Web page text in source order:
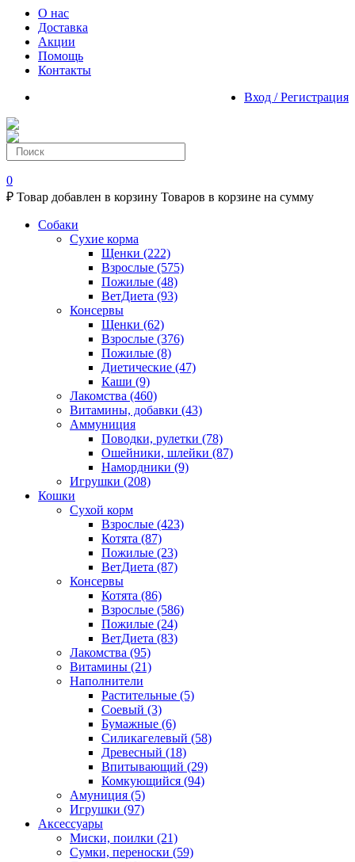
О нас
Доставка
Акции
Помощь
Контакты
Вход / Регистрация
0
₽ Товар добавлен в корзину Товаров в корзине на сумму
Собаки
Сухие корма
Щенки (222)
Взрослые (575)
Пожилые (48)
ВетДиета (93)
Консервы
Щенки (62)
Взрослые (376)
Пожилые (8)
Диетические (47)
Каши (9)
Лакомства (460)
Витамины, добавки (43)
Аммуниция
Поводки, рулетки (78)
Ошейники, шлейки (87)
Намордники (9)
Игрушки (208)
Кошки
Сухой корм
Взрослые (423)
Котята (87)
Пожилые (23)
ВетДиета (87)
Консервы
Котята (86)
Взрослые (586)
Пожилые (24)
ВетДиета (83)
Лакомства (95)
Витамины (21)
Наполнители
Растительные (5)
Соевый (3)
Бумажные (6)
Силикагелевый (58)
Древесный (18)
Впитывающий (29)
Комкующийся (94)
Амуниция (5)
Игрушки (97)
Аксессуары
Миски, поилки (21)
Сумки, переноски (59)